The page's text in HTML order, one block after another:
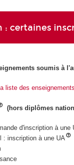
certaines
soumis à
liste des
(hors diplômes
d'inscription à une
: inscription à une UA